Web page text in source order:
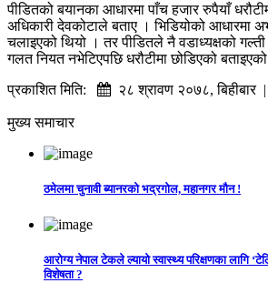
पीडितको बयानका आधारमा पाँच हजार रुपैयाँ
अधिकारी देवकोटाले बताए । भिडियोको आधारमा
चलाइएको थियो । तर पीडितले नै वडाध्यक्षको
गलत नियत नभेटिएपछि धरौटीमा छोडिएको
प्रकाशित मिति:
२८ श्रावण २०७८, बिहीबार |
मुख्य समाचार
ठमेलमा चुनावी ब्यानरको भद्रगोल, महानगर मौन !
आरोग्य नेपाल टेकले ल्यायो स्वास्थ्य परिक्षणका लागि
विशेषता ?